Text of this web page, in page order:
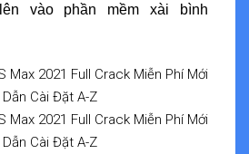
vào phần mềm xài bình